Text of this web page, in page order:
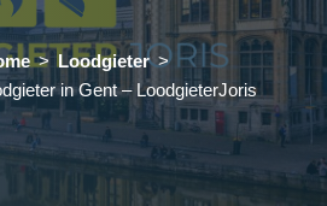
Loodgieter
in Gent – LoodgieterJoris